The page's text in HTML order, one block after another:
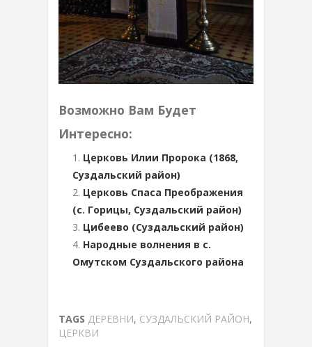
Возможно Вам Будет
Интересно:
Церковь Илии Пророка (1868,
Суздальский район)
Церковь Спаса Преображения
(с. Горицы, Суздальский район)
Цибеево (Суздальский район)
Народные волнения в с.
Омутском Суздальского района
TAGS ДЕРЕВНИ, СУЗДАЛЬСКИЙ РАЙОН,
ЦЕРКВИ